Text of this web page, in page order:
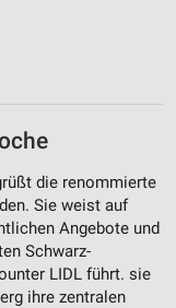
die renommierte
Sie weist auf
Angebote und
Schwarz-
LIDL führt. sie
ihre zentralen